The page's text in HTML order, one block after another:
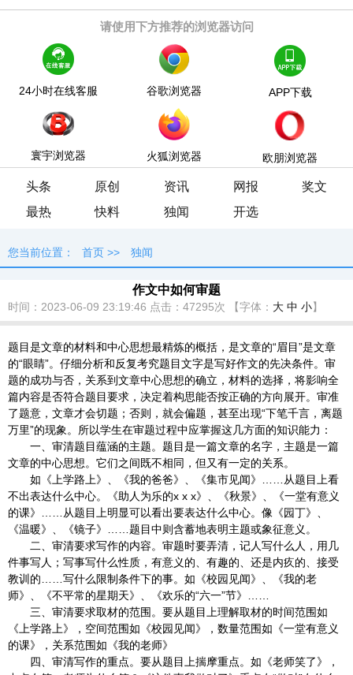
请使用下方推荐的浏览器访问
24小时在线客服 谷歌浏览器 APP下载
寰宇浏览器 火狐浏览器 欧朋浏览器
头条 原创 资讯 网报
奖文
最热
快料 独闻 开选
您当前位置： 首页 >> 独闻
作文中如何审题
时间：2023-06-09 23:19:46 点击： 47295次 【字体： 大 中 小】
题目是文章的材料和中心思想最精炼的概括，是文章的“眉目”是文章
的“眼睛”。仔细分析和反复考究题目文字是写好作文的先决条件。审
题的成功与否，关系到文章中心思想的确立，材料的选择，将影响全
篇内容是否符合题目要求，决定着构思能否按正确的方向展开。审准
了题意，文章才会切题；否则，就会偏题，甚至出现“下笔千言，离题
万里”的现象。所以学生在审题过程中应掌握这几方面的知识能力：
一、审清题目蕴涵的主题。题目是一篇文章的名字，主题是一篇
文章的中心思想。它们之间既不相同，但又有一定的关系。
如《上学路上》、《我的爸爸》、《集市见闻》……从题目上看
不出表达什么中心。《助人为乐的x x x》、《秋景》、《一堂有意义
的课》……从题目上明显可以看出要表达什么中心。像《园丁》、
《温暖》、《镜子》……题目中则含蓄地表明主题或象征意义。
二、审清要求写作的内容。审题时要弄清，记人写什么人，用几
件事写人；写事写什么性质，有意义的、有趣的、还是内疚的、接受
教训的……写什么限制条件下的事。如《校园见闻》、《我的老
师》、《不平常的星期天》、《欢乐的“六一”节》……
三、审清要求取材的范围。要从题目上理解取材的时间范围如
《上学路上》，空间范围如《校园见闻》，数量范围如《一堂有意义
的课》，关系范围如《我的老师》
四、审清写作的重点。要从题目上揣摩重点。如《老师笑了》，